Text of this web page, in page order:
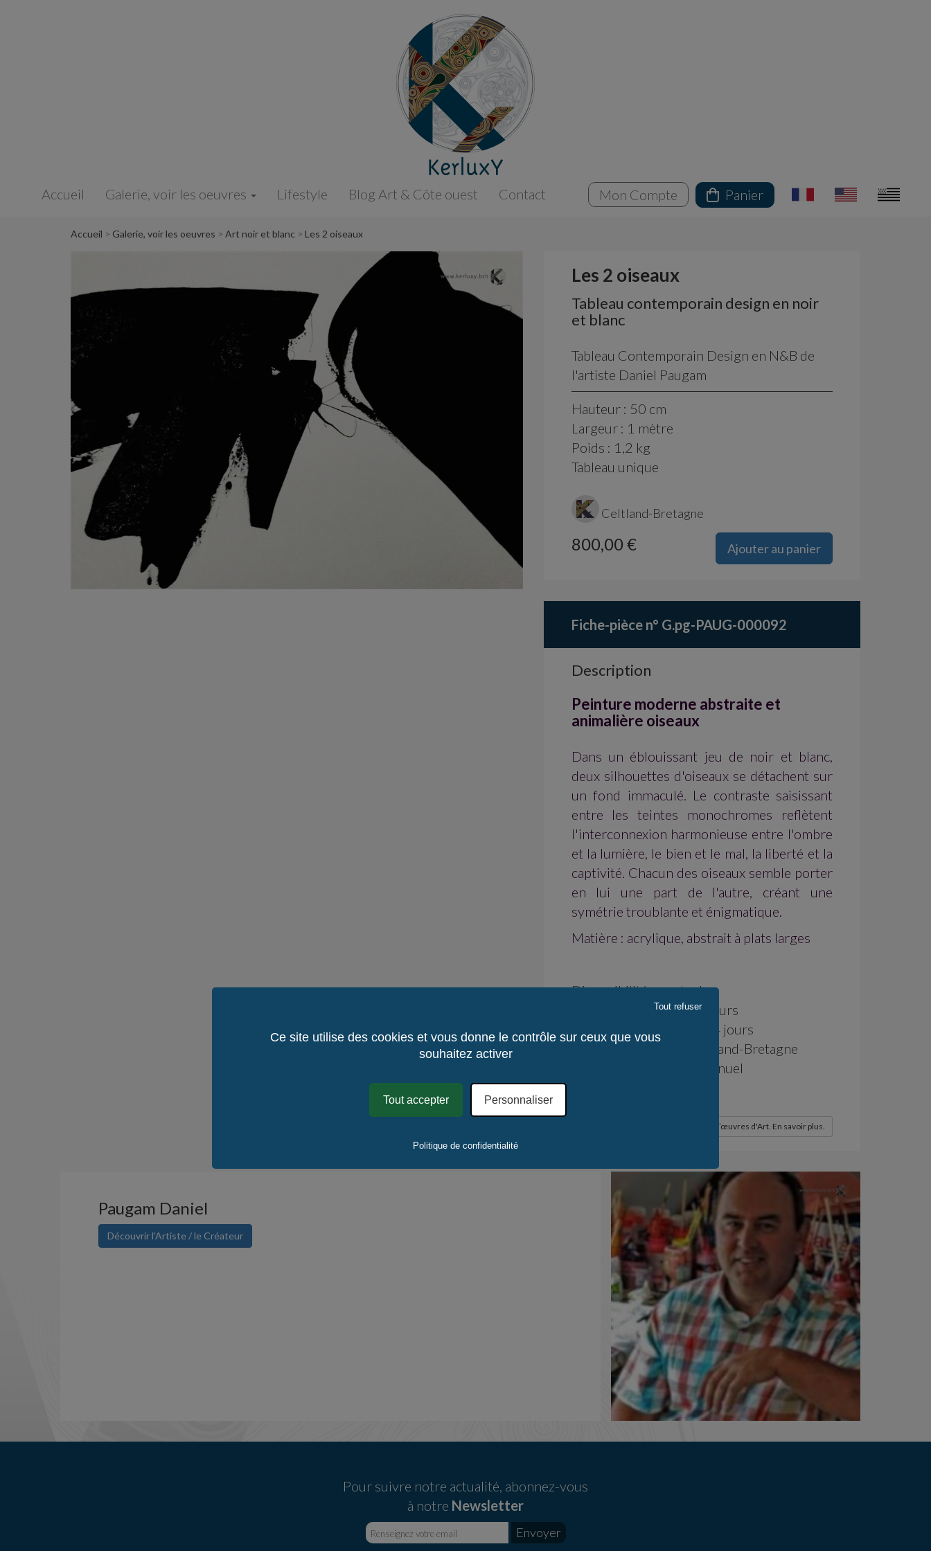
Accueil Galerie, voir les oeuvres Lifestyle Blog Art & Côte ouest Contact Mon Compte Panier
Accueil Galerie, voir les oeuvres Art noir et blanc Les 2 oiseaux
Les 2 oiseaux
Tableau contemporain design en noir
et blanc
Tableau Contemporain Design en N&B de
l'artiste Daniel Paugam
Hauteur : 50 cm
Largeur : 1 mètre
Poids : 1,2 kg
Tableau unique
Celtland-Bretagne
Ajouter au panier
800,00 €
Fiche-pièce n° G.pg-PAUG-000092
Description
Peinture moderne abstraite et
animalière oiseaux
Dans un éblouissant jeu de noir et blanc,
deux silhouettes d'oiseaux se détachent sur
un fond immaculé. Le contraste saisissant
entre les teintes monochromes reflètent
l'interconnexion harmonieuse entre l'ombre
et la lumière, le bien et le mal, la liberté et la
captivité. Chacun des oiseaux semble porter
en lui une part de l'autre, créant une
symétrie troublante et énigmatique.
Matière : acrylique, abstrait à plats larges
Disponibilité : en stock
Délai d'Expédition : 15 jours
Délai de Rétractation : 14 jours
Lieu de fabrication : Celtland-Bretagne
Mode de fabrication : Manuel
Déduction fiscale pour l'achat d’œuvres d'Art. En savoir plus.
Paugam Daniel
Découvrir l'Artiste / le Créateur
Pour suivre notre actualité, abonnez-vous
à notre Newsletter
Ce site utilise des cookies et vous donne le contrôle sur ceux que vous
souhaitez activer
Tout accepter
Tout refuser
Personnaliser
Politique de confidentialité